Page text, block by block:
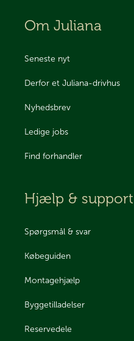
Om Juliana
Seneste nyt
Derfor et Juliana-drivhus
Nyhedsbrev
Ledige jobs
Find forhandler
Hjælp & support
Spørgsmål & svar
Købeguiden
Montagehjælp
Byggetilladelser
Reservedele